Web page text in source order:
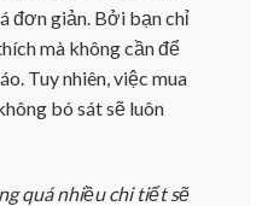
đơn giản. Bởi bạn chỉ
mà không cần để
Tuy nhiên, việc mua
bó sát sẽ luôn
quá nhiều chi tiết sẽ